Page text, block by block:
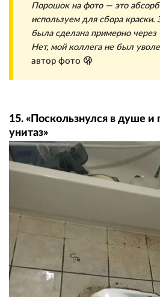
Порошок на фото — это
используем для сбора краски.
была сделана примерно через
Нет, мой коллега не был
автор фото 🫢
15. «Поскользнулся в душе и
унитаз»